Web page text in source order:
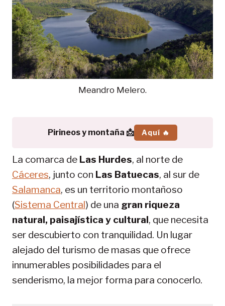
Meandro Melero.
Pirineos y montaña 📩 Aquí 🔥
La comarca de Las Hurdes, al norte de
Cáceres, junto con Las Batuecas, al sur de
Salamanca, es un territorio montañoso
(Sistema Central) de una gran riqueza
natural, paisajística y cultural, que necesita
ser descubierto con tranquilidad. Un lugar
alejado del turismo de masas que ofrece
innumerables posibilidades para el
senderismo, la mejor forma para conocerlo.